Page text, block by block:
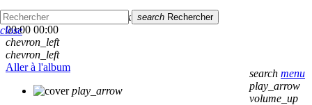
skip_previous
skip_next
00:00 00:00
chevron_left
chevron_left
Aller à l'album
play_arrow
search menu
play_arrow
volume_up
search Rechercher
close